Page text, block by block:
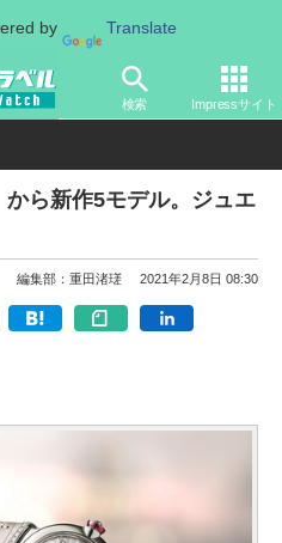
by Translate
検索 Impressサイト
ガジェット その他
ら新作5モデル。ジュエ
編集部：重田渚瑳 2021年2月8日 08:30